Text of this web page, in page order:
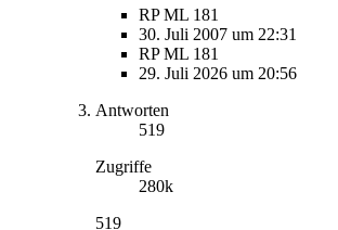
RP ML 181
30. Juli 2007 um 22:31
RP ML 181
29. Juli 2026 um 20:56
Antworten
519
Zugriffe
280k
519